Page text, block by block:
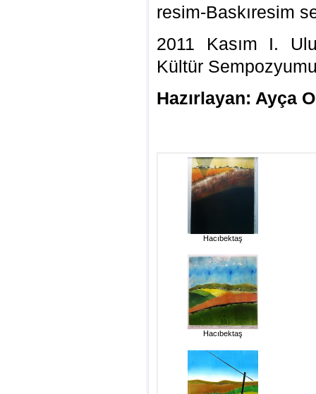
resim-Baskıresim
2011 Kasım I.
Kültür
Hazırlayan: Ayça
Hacıbektaş
Hacıbektaş